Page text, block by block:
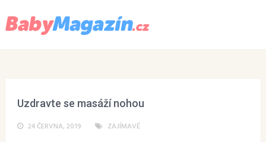
Uzdravte se masáží nohou
24 ČERVNA, 2019 ZAJÍMAVÉ